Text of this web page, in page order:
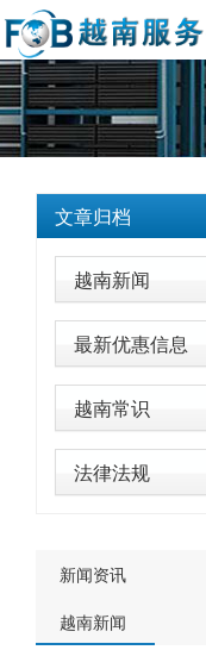
文章归档
越南新闻
最新优惠信息
越南常识
法律法规
新闻资讯
越南新闻